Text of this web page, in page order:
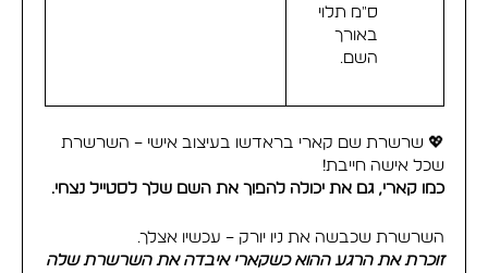
ס"מ תלוי
באורך
השם.
💖 שרשרת שם קארי בראדשו בעיצוב אישי – השרשרת
שכל אישה חייבת!
כמו קארי, גם את יכולה להפוך את השם שלך לסטייל נצחי.
השרשרת שכבשה את ניו יורק – עכשיו אצלך.
זוכרת את הרגע ההוא כשקארי איבדה את השרשרת שלה